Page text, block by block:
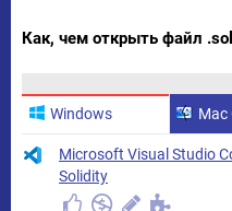
Как, чем открыть файл
Windows Mac
Microsoft Visual Studio
Solidity